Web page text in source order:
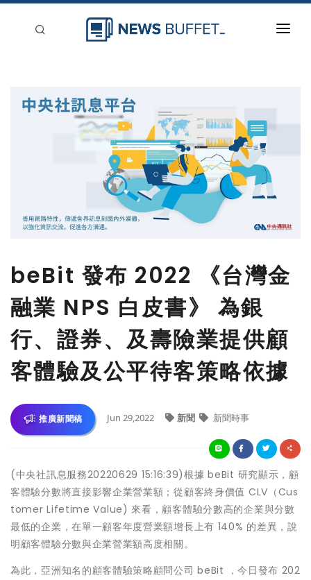
beBit 發布 2022 《台灣金
融業 NPS 白皮書》 為銀
行、證券、及壽險業提供顧
客體驗及公平待客策略依據
推廣新聞稿 Jun 29,2022 新聞 新聞時事
(中央社訊息服務20220629 15:16:39)根據 beBit 研究顯示，顧
客體驗分數將直接影響企業營業額；從顧客終身價值 CLV（Cus
tomer Lifetime Value) 來看，顧客體驗分數高的企業與分數
最低的企業，在單一顧客年度營業額增長上有 140% 的差異，說
明顧客體驗分數與企業營業額高度相關。
為此，亞洲知名的顧客體驗策略顧問公司 beBit ，今日發布 202